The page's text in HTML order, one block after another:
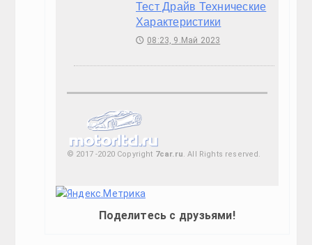
Тест Драйв Технические
Характеристики
🕔 08:23, 9.Май 2023
© 2017 -2020 Copyright 7car.ru. All Rights reserved.
Поделитесь с друзьями!